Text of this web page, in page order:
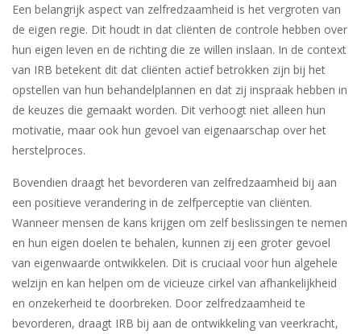
Een belangrijk aspect van zelfredzaamheid is het vergroten van
de eigen regie. Dit houdt in dat cliënten de controle hebben over
hun eigen leven en de richting die ze willen inslaan. In de context
van IRB betekent dit dat cliënten actief betrokken zijn bij het
opstellen van hun behandelplannen en dat zij inspraak hebben in
de keuzes die gemaakt worden. Dit verhoogt niet alleen hun
motivatie, maar ook hun gevoel van eigenaarschap over het
herstelproces.
Bovendien draagt het bevorderen van zelfredzaamheid bij aan
een positieve verandering in de zelfperceptie van cliënten.
Wanneer mensen de kans krijgen om zelf beslissingen te nemen
en hun eigen doelen te behalen, kunnen zij een groter gevoel
van eigenwaarde ontwikkelen. Dit is cruciaal voor hun algehele
welzijn en kan helpen om de vicieuze cirkel van afhankelijkheid
en onzekerheid te doorbreken. Door zelfredzaamheid te
bevorderen, draagt IRB bij aan de ontwikkeling van veerkracht,